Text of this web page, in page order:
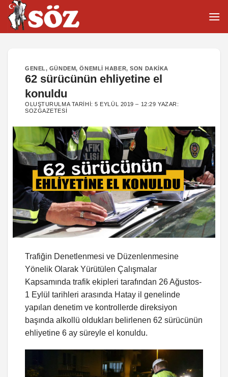
İçeriğe
atla
GENEL, GÜNDEM,ÖNEMLI HABER,SON DAKIKA
62 sürücünün ehliyetine el
konuldu
OLUŞTURULMA TARIHI:5 EYLÜL 2019 – 12:29 YAZAR:
SOZGAZETESI
Trafiğin Denetlenmesi ve Düzenlenmesine
Yönelik Olarak Yürütülen Çalışmalar
Kapsamında trafik ekipleri tarafından 26 Ağustos-
1 Eylül tarihleri arasında Hatay il genelinde
yapılan denetim ve kontrollerde direksiyon
başında alkollü oldukları belirlenen 62 sürücünün
ehliyetine 6 ay süreyle el konuldu.